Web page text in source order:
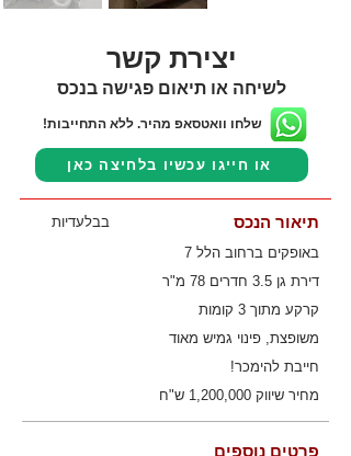
יצירת קשר
לשיחה או תיאום פגישה בנכס
שלחו וואטסאפ מהיר. ללא התחייבות!
או חייגו עכשיו בלחיצה כאן
בבלעדיות תיאור הנכס
באופקים ברחוב הלל 7
דירת גן 3.5 חדרים 78 מ"ר
קרקע מתוך 3 קומות
משופצת, פינוי גמיש מאוד
חייבת להימכר!
מחיר שיווק 1,200,000 ש"ח
פרטים נוספים